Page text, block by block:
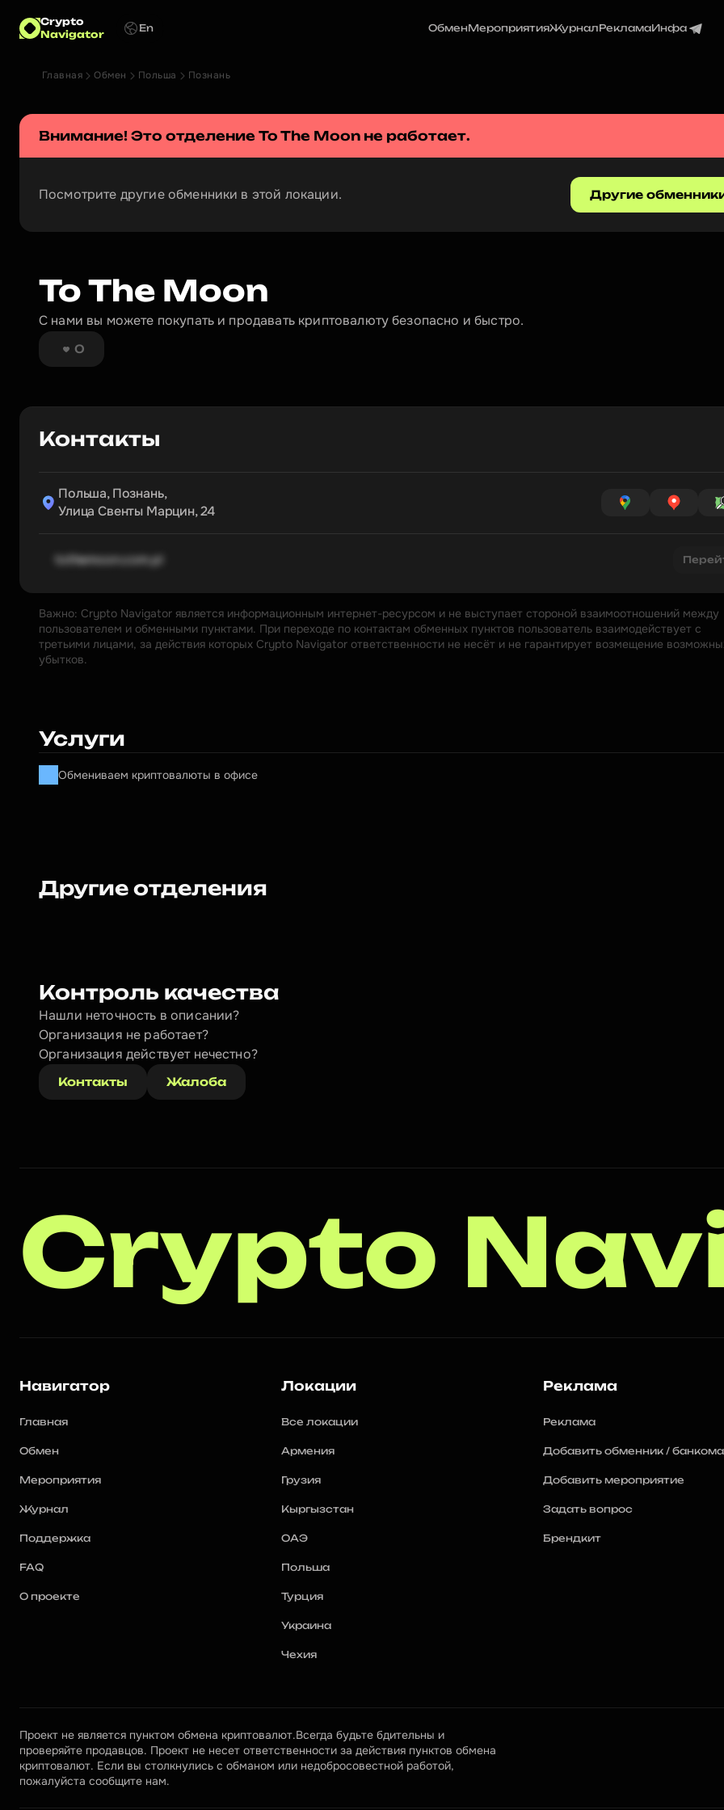
Crypto
Navigator
En ОбменМероприятияЖурналРекламаИнфа
Главная Обмен Польша Познань
Внимание! Это отделение To The Moon не работает.
Посмотрите другие обменники в этой локации. Другие
To The Moon
С нами вы можете покупать и продавать криптовалюту безопасно и быстро.
0
Контакты
Польша, Познань,
Улица Свенты Марцин, 24
tothemoon.com.pl
Важно: Crypto Navigator является информационным интернет-ресурсом и не выступает стороной взаимоотношений между
пользователем и обменными пунктами. При переходе по контактам обменных пунктов пользователь взаимодействует с
третьими лицами, за действия которых Crypto Navigator ответственности не несёт и не гарантирует возмещение
убытков.
Услуги
Обмениваем криптовалюты в офисе
Другие отделения
Контроль качества
Нашли неточность в описании?
Организация не работает?
Организация действует нечестно?
Контакты Жалоба
Crypto
Навигатор
Главная
Обмен
Мероприятия
Журнал
Поддержка
FAQ
О проекте
Локации
Все локации
Армения
Грузия
Кыргызстан
ОАЭ
Польша
Турция
Украина
Чехия
Реклама
Реклама
Добавить обменник /
Добавить мероприятие
Задать вопрос
Брендкит
Проект не является пунктом обмена криптовалют.Всегда будьте бдительны и
проверяйте продавцов. Проект не несет ответственности за действия пунктов обмена
криптовалют. Если вы столкнулись с обманом или недобросовестной работой,
пожалуйста сообщите нам.